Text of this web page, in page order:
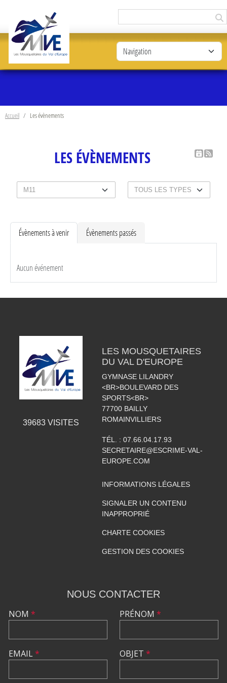
Accueil Les évènements
LES ÉVÈNEMENTS
Évènements à venir Évènements passés
Aucun événement
39683VISITES
LES MOUSQUETAIRES
DU VAL D'EUROPE
GYMNASE LILANDRY
<BR>BOULEVARD DES
SPORTS<BR>
77700 BAILLY
ROMAINVILLIERS
TÉL. : 07.66.04.17.93
SECRETAIRE@ESCRIME-VAL-
EUROPE.COM
INFORMATIONS LÉGALES
SIGNALER UN CONTENU
INAPPROPRIÉ
CHARTE COOKIES
GESTION DES COOKIES
NOUS CONTACTER
NOM *
EMAIL*
PRÉNOM *
OBJET *